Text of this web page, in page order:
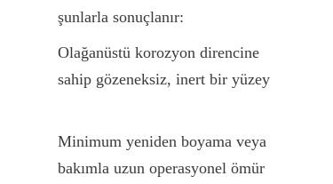
şunlarla sonuçlanır:
Olağanüstü korozyon direncine
sahip gözeneksiz, inert bir yüzey
Minimum yeniden boyama veya
bakımla uzun operasyonel ömür